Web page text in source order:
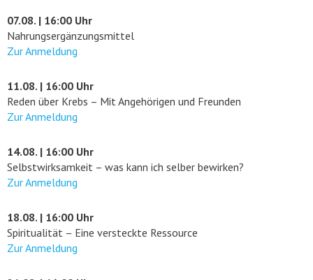
07.08. | 16:00 Uhr
Nahrungsergänzungsmittel
Zur Anmeldung
11.08. | 16:00 Uhr
Reden über Krebs – Mit Angehörigen und Freunden
Zur Anmeldung
14.08. | 16:00 Uhr
Selbstwirksamkeit – was kann ich selber bewirken?
Zur Anmeldung
18.08. | 16:00 Uhr
Spiritualität – Eine versteckte Ressource
Zur Anmeldung